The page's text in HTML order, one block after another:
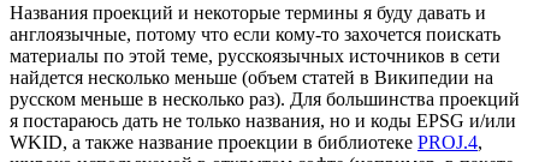
Названия проекций и некоторые термины я буду давать и
англоязычные, потому что если кому-то захочется поискать
материалы по этой теме, русскоязычных источников в сети
найдется несколько меньше (объем статей в Википедии на
русском меньше в несколько раз). Для большинства проекций
я постараюсь дать не только названия, но и коды EPSG и/или
WKID, а также название проекции в библиотеке PROJ.4,